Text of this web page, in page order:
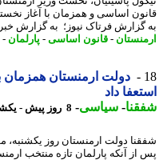
اساسی و همزمان با آغاز نخستین
فرتاک نیوز؛ به گزارش
-قانون اساسی-پارلمان-
دولت ارمنستان همزمان با
داد
-سیاسی-8 روز پیش - یکشنبه 11 مرداد 1405، 11:27
دولت ارمنستان روز یکشنبه،
آنکه پارلمان تازه منتخب